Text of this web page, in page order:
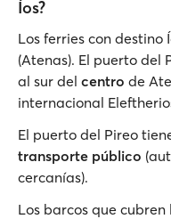
Íos?
Los ferries con destino
(Atenas). El puerto del
al sur del centro de
internacional
El puerto del Pireo
transporte público
cercanías).
Los barcos que